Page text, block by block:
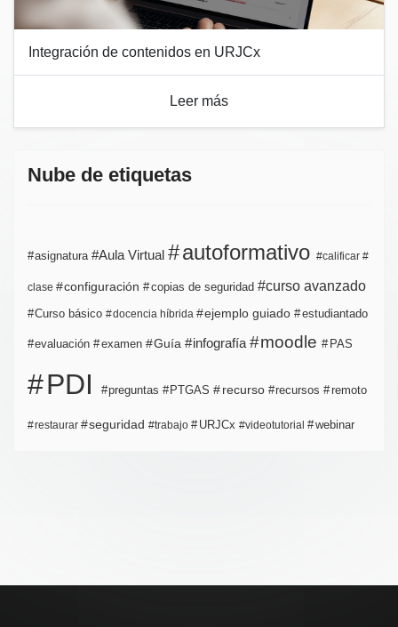
Integración de contenidos en URJCx
Leer más
Nube de etiquetas
asignatura Aula Virtual autoformativo calificar
clase configuración copias de seguridad curso avanzado
Curso básico docencia híbrida ejemplo guiado estudiantado
evaluación examen Guía infografía moodle PAS
PDI preguntas PTGAS recurso recursos remoto
restaurar seguridad trabajo URJCx videotutorial webinar